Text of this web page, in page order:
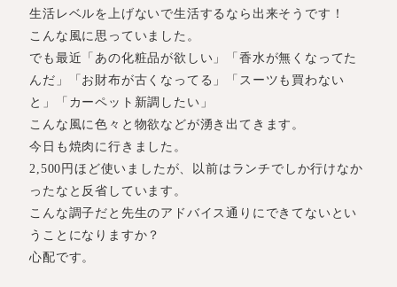
生活レベルを上げないで生活するなら出来そうです！
こんな風に思っていました。
でも最近「あの化粧品が欲しい」「香水が無くなってた
んだ」「お財布が古くなってる」「スーツも買わない
と」「カーペット新調したい」
こんな風に色々と物欲などが湧き出てきます。
今日も焼肉に行きました。
2,500円ほど使いましたが、以前はランチでしか行けなか
ったなと反省しています。
こんな調子だと先生のアドバイス通りにできてないとい
うことになりますか？
心配です。